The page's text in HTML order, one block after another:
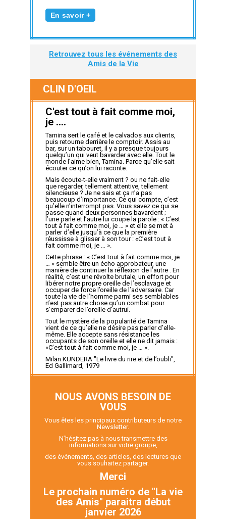
En savoir +
Retrouvez tous les événements des
Amis de la Vie
CLIN D'OEIL
C'est tout à fait comme moi,
je ....
Tamina sert le café et le calvados aux clients,
puis retourne derrière le comptoir. Assis au
bar, sur un tabouret, il y a presque toujours
quelqu’un qui veut bavarder avec elle. Tout le
monde l’aime bien, Tamina. Parce qu’elle sait
écouter ce qu’on lui raconte.
Mais écoute-t-elle vraiment ? ou ne fait-elle
que regarder, tellement attentive, tellement
silencieuse ? Je ne sais et ça n’a pas
beaucoup d’importance. Ce qui compte, c’est
qu’elle n’interrompt pas. Vous savez ce qui se
passe quand deux personnes bavardent ;
l’une parle et l’autre lui coupe la parole : « C’est
tout à fait comme moi, je … » et elle se met à
parler d’elle jusqu’à ce que la première
réussisse à glisser à son tour : «C’est tout à
fait comme moi, je … ».
Cette phrase : « C’est tout à fait comme moi, je
… » semble être un écho approbateur, une
manière de continuer la réflexion de l’autre . En
réalité, c’est une révolte brutale, un effort pour
libérer notre propre oreille de l’esclavage et
occuper de force l’oreille de l’adversaire. Car
toute la vie de l’homme parmi ses semblables
n’est pas autre chose qu’un combat pour
s’emparer de l’oreille d’autrui.
Tout le mystère de la popularité de Tamina
vient de ce qu’elle ne désire pas parler d’elle-
même. Elle accepte sans résistance les
occupants de son oreille et elle ne dit jamais :
«C’est tout à fait comme moi, je … ».
Milan KUNDERA "Le livre du rire et de l’oubli",
Ed Gallimard, 1979
NOUS AVONS BESOIN DE
VOUS
Vous êtes les principaux contributeurs de notre
Newsletter.
N’hésitez pas à nous transmettre des
informations sur votre groupe,
des événements, des articles, des lectures que
vous souhaitez partager.
Merci
Le prochain numéro de "La vie
des Amis" paraitra début
janvier 2026